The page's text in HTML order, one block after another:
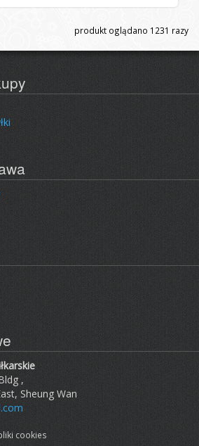
produkt oglądano 1231 razy
,
Sheung Wan
cookies